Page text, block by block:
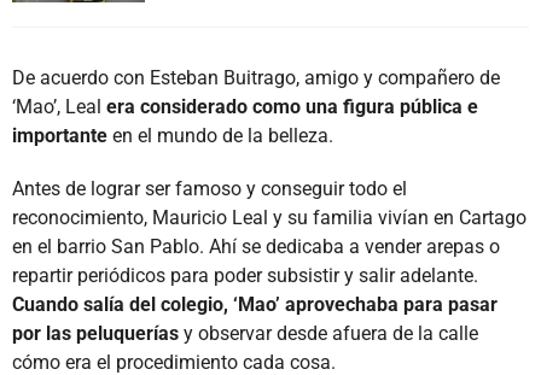
De acuerdo con Esteban Buitrago, amigo y compañero de
‘Mao’, Leal era considerado como una figura pública e
importante en el mundo de la belleza.
Antes de lograr ser famoso y conseguir todo el
reconocimiento, Mauricio Leal y su familia vivían en Cartago
en el barrio San Pablo. Ahí se dedicaba a vender arepas o
repartir periódicos para poder subsistir y salir adelante.
Cuando salía del colegio, ‘Mao’ aprovechaba para pasar
por las peluquerías y observar desde afuera de la calle
cómo era el procedimiento cada cosa.